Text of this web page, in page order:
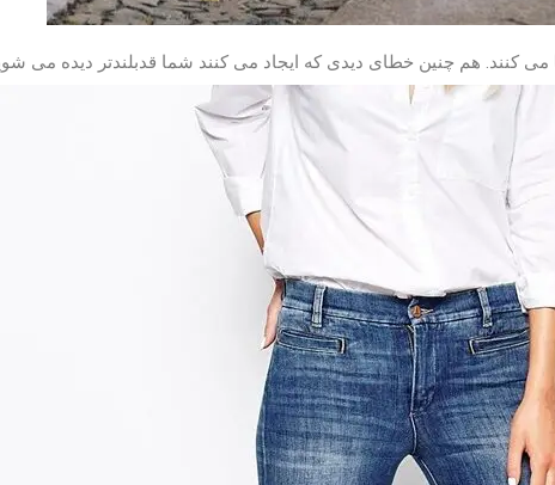
می کنند. هم چنین خطای دیدی که ایجاد می کنند شما قدبلندتر دیده می